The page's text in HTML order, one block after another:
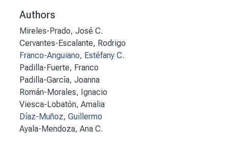
Authors
Mireles-Prado, José C.
Cervantes-Escalante, Rodrigo
Franco-Anguiano, Estéfany C.
Padilla-Fuerte, Franco
Padilla-García, Joanna
Román-Morales, Ignacio
Viesca-Lobatón, Amalia
Díaz-Muñoz, Guillermo
Ayala-Mendoza, Ana C.